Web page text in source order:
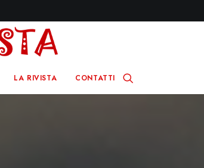
LA RIVISTA CONTATTI